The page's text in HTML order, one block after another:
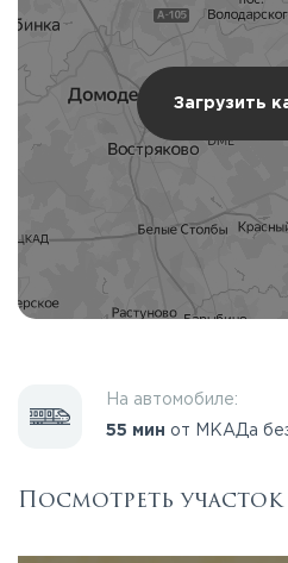
Загрузить
На автомобиле:
55 мин от МКАДа
Посмотреть участок